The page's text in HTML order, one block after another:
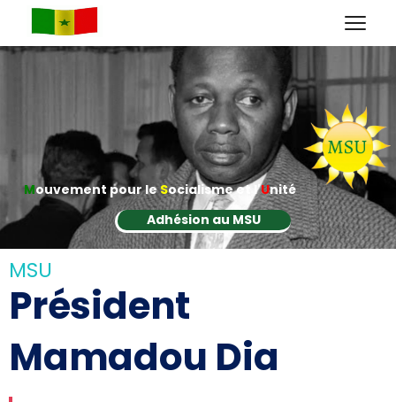
Mouvement pour leSocialisme et l'Unité
Adhésion au MSU
MSU
Président
Mamadou Dia